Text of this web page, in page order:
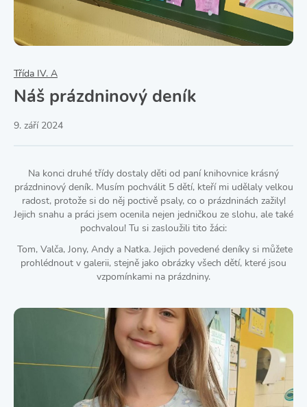
Třída IV. A
Náš prázdninový deník
9. září 2024
Na konci druhé třídy dostaly děti od paní knihovnice krásný
prázdninový deník. Musím pochválit 5 dětí, kteří mi udělaly velkou
radost, protože si do něj poctivě psaly, co o prázdninách zažily!
Jejich snahu a práci jsem ocenila nejen jedničkou ze slohu, ale také
pochvalou! Tu si zasloužili tito žáci:
Tom, Valča, Jony, Andy a Natka. Jejich povedené deníky si můžete
prohlédnout v galerii, stejně jako obrázky všech dětí, které jsou
vzpomínkami na prázdniny.